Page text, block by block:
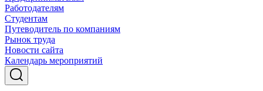
Работодателям
Студентам
Путеводитель по компаниям
Рынок труда
Новости сайта
Календарь мероприятий